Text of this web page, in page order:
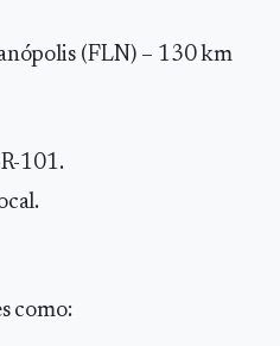
(FLN) – 130 km
101.
como: